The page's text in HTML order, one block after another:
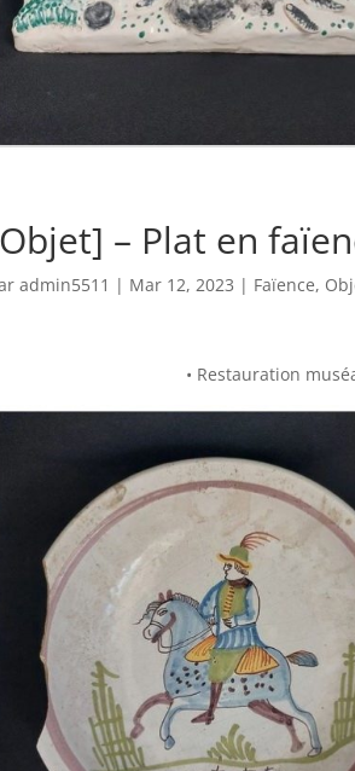
– Plat en
admin5511 | Mar 12, 2023 | Faïence,
• Restauration